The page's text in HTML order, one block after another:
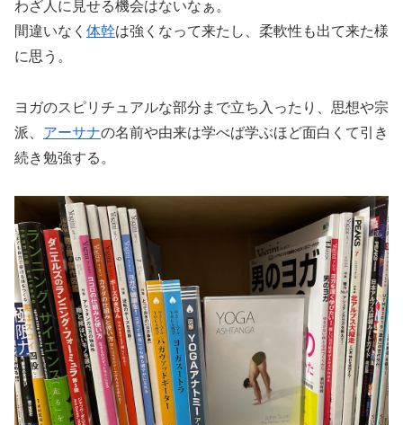
わざ人に見せる機会はないなぁ。
間違いなく 体幹は強くなって来たし、柔軟性も出て来た様
に思う。
ヨガのスピリチュアルな部分まで立ち入ったり、思想や宗
派、 アーサナの名前や由来は学べば学ぶほど面白くて引き
続き勉強する。